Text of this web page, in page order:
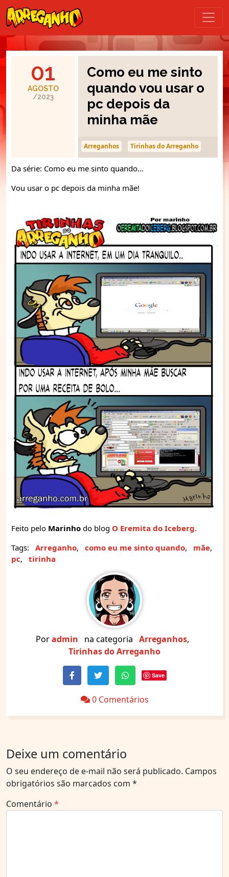
01
AGOSTO
/2023
Como eu me sinto
quando vou usar o
pc depois da
minha mãe
Arreganhos Tirinhas do Arreganho
Da série: Como eu me sinto quando…
Vou usar o pc depois da minha mãe!
Feito pelo Marinho do blog O Eremita do Iceberg.
Tags:
Arreganho, como eu me sinto quando, mãe,
pc, tirinha
Poradmin na categoria Arreganhos,
Tirinhas do Arreganho
Save
0 Comentários
Deixe um comentário
O seu endereço de e-mail não será publicado. Campos
obrigatórios são marcados com *
Comentário *